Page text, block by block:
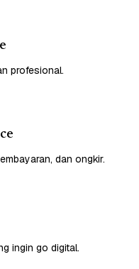
profesional.
dan ongkir.
ingin go digital.